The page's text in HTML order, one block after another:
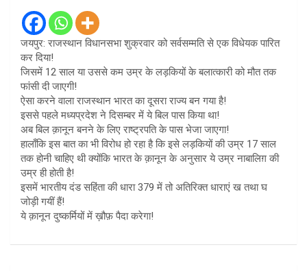
जयपुर: राजस्थान विधानसभा शुक्रवार को सर्वसम्मति से एक विधेयक पारित
कर दिया!
जिसमें 12 साल या उससे कम उम्र के लड़कियों के बलात्कारी को मौत तक
फांसी दी जाएगी!
ऐसा करने वाला राजस्थान भारत का दूसरा राज्य बन गया है!
इससे पहले मध्यप्रदेश ने दिसम्बर में ये बिल पास किया था!
अब बिल क़ानून बनने के लिए राष्ट्रपति के पास भेजा जाएगा!
हालाँकि इस बात का भी विरोध हो रहा है कि इसे लड़कियों की उम्र 17 साल
तक होनी चाहिए थी क्योंकि भारत के क़ानून के अनुसार ये उम्र नाबालिग़ की
उम्र ही होती है!
इसमें भारतीय दंड सहिंता की धारा 379 में तो अतिरिक्त धाराएं ख तथा घ
जोड़ी गयीं हैं!
ये क़ानून दुष्कर्मियों में ख़ौफ़ पैदा करेगा!